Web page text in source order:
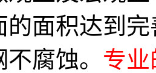
的面积达到
腐蚀。 专